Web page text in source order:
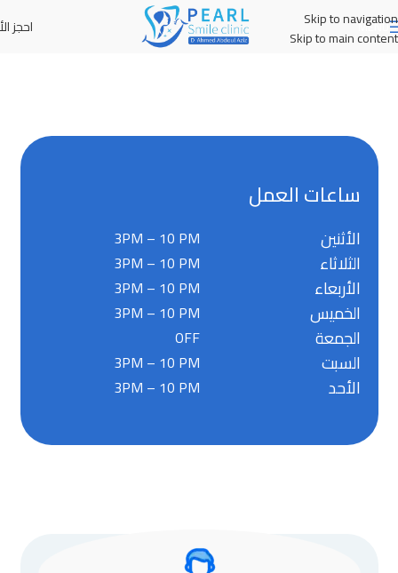
Skip to navigation
Skip to main content
MENU احجز
ساعات العمل
3PM – 10 PM الأثنين
3PM – 10 PM الثلاثاء
3PM – 10 PM الأربعاء
3PM – 10 PM الخميس
OFF الجمعة
3PM – 10 PM السبت
3PM – 10 PM الأحد